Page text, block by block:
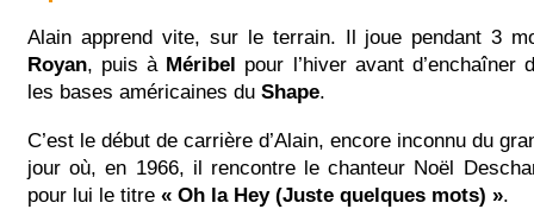
Alain apprend vite, sur le terrain. Il joue pendant 3
Royan, puis à Méribel pour l’hiver avant d’enchaîner
les bases américaines du Shape.
C’est le début de carrière d’Alain, encore inconnu du
jour où, en 1966, il rencontre le chanteur Noël
pour lui le titre « Oh la Hey (Juste quelques mots) ».